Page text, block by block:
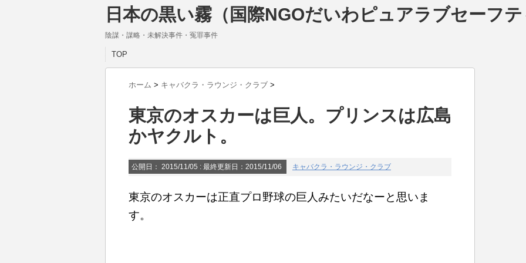
日本の黒い霧（国際NGOだいわピュアラブセーフテ
陰謀・謀略・未解決事件・冤罪事件
TOP
ホーム > キャバクラ・ラウンジ・クラブ >
東京のオスカーは巨人。プリンスは広島
かヤクルト。
公開日： 2015/11/05 : 最終更新日：2015/11/06 キャバクラ・ラウンジ・クラブ
東京のオスカーは正直プロ野球の巨人みたいだなーと思いま
す。